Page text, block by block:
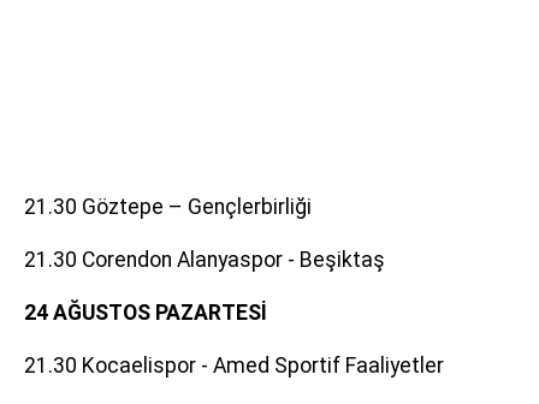
21.30 Göztepe – Gençlerbirliği
21.30 Corendon Alanyaspor - Beşiktaş
24 AĞUSTOS PAZARTESİ
21.30 Kocaelispor - Amed Sportif Faaliyetler